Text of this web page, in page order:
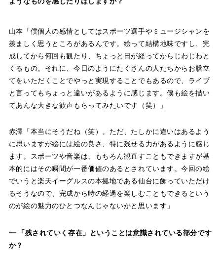
山本「僕個人の感情としてはスポーツ選手やミュージシャンを
羨ましく思うところがあるんです。絵って結構地味ですし、完
成してから何回も観たり、ちょっと日が経ってからじわじわと
くるもの。それに、今日のようにたくさんの人たちからお膳立
てをいただくことでやっと実現することでもあるので、ライブ
と言ってもちょっと違いがあるように感じます。僕も絵を描い
てあんな大きな歓声もらってみたいです（笑）」
赤澤「本当にそうだね（笑）。ただ、たしかに違いはあるよう
に思いますが絵には絵の良さ、特に残せる力があるように感じ
ます。スポーツや音楽は、もちろん観直すこともできますが基
本的にはその瞬間が一番価値のあるとされています。今回の絵
でいうと楽天イーグルスの本拠地である仙台に飾っていただけ
るそうなので、完成から時の経過を楽しむこともできるという
のが絵の魅力のひとつなんじゃないかと思います」
― 「残されていく存在」ということは意識されている部分です
か？